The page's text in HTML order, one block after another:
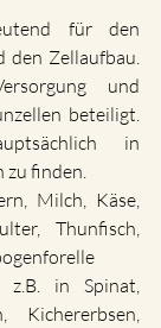
für den
den Zellaufbau.
und
beteiligt.
in
zu finden.
Milch, Käse,
Thunfisch,
z.B. in Spinat,
Kichererbsen,